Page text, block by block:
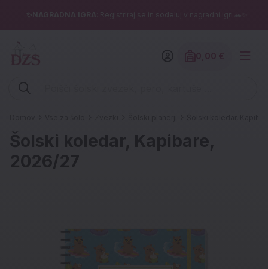
✨NAGRADNA IGRA : Registriraj se in sodeluj v nagradni igri 🚗✨
Vpišite iskalni niz (šolski zvezek, pero, kartuše ...)
Znesek
Šolski koledar, Kapibare,
2026/27